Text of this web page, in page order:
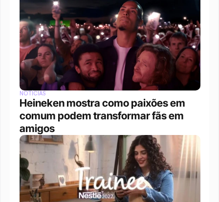
NOTÍCIAS
Heineken mostra como paixões em
comum podem transformar fãs em
amigos